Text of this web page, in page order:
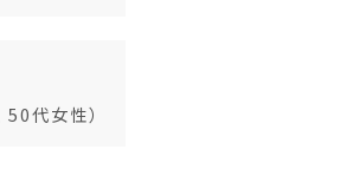
50代女性）